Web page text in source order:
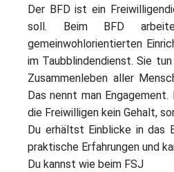
Kontakt
Der BFD ist ein
soll. Beim BFD
gemeinwohlorientierten
im Taubblindendienst. Sie
Zusammenleben aller
Das nennt man
die Freiwilligen kein Gehalt,
Du erhältst Einblicke in das
praktische Erfahrungen und
Du kannst wie beim FSJ